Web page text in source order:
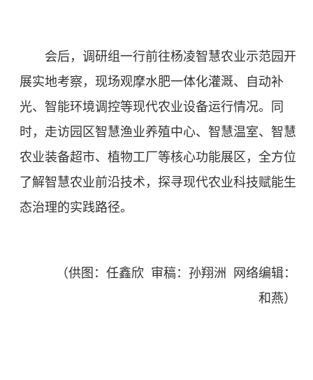
会后，调研组一行前往杨凌智慧农业示范园开
展实地考察，现场观摩水肥一体化灌溉、自动补
光、智能环境调控等现代农业设备运行情况。同
时，走访园区智慧渔业养殖中心、智慧温室、智慧
农业装备超市、植物工厂等核心功能展区，全方位
了解智慧农业前沿技术，探寻现代农业科技赋能生
态治理的实践路径。
（供图：任鑫欣 审稿：孙翔洲 网络编辑：
和燕）